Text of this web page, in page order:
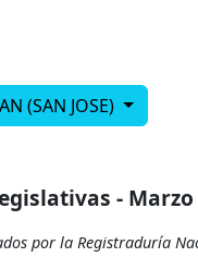
(SAN JOSE)
- Marzo
por la Registraduría